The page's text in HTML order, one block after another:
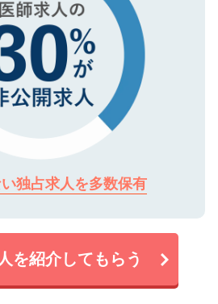
独占求人を多数保有
を紹介してもらう